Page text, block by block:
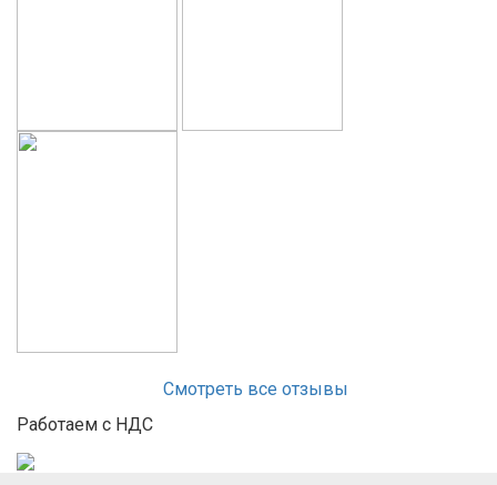
Смотреть все отзывы
Работаем с НДС